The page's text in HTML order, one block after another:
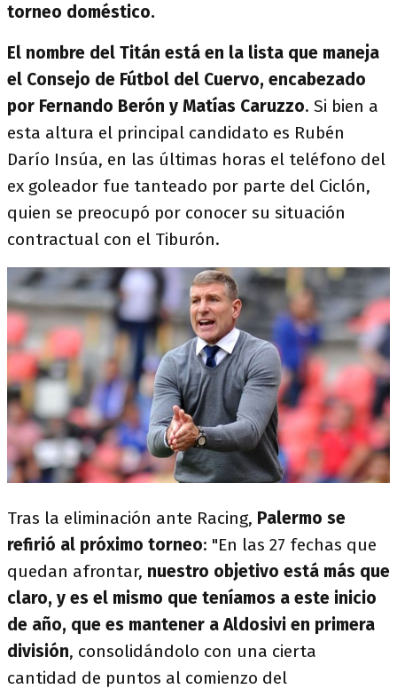
torneo doméstico.
El nombre del Titán está en la lista que maneja
el Consejo de Fútbol del Cuervo, encabezado
por Fernando Berón y Matías Caruzzo. Si bien a
esta altura el principal candidato es Rubén
Darío Insúa, en las últimas horas el teléfono del
ex goleador fue tanteado por parte del Ciclón,
quien se preocupó por conocer su situación
contractual con el Tiburón.
Tras la eliminación ante Racing, Palermo se
refirió al próximo torneo: "En las 27 fechas que
quedan afrontar, nuestro objetivo está más que
claro, y es el mismo que teníamos a este inicio
de año, que es mantener a Aldosivi en primera
división, consolidándolo con una cierta
cantidad de puntos al comienzo del